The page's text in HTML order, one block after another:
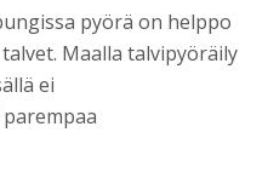
pyörä on helppo
Maalla talvipyöräily
ei